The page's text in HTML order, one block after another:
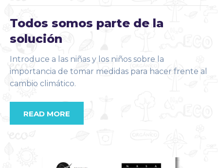
Todos somos parte de la
solución
Introduce a las niñas y los niños sobre la
importancia de tomar medidas para hacer frente al
cambio climático.
READ MORE